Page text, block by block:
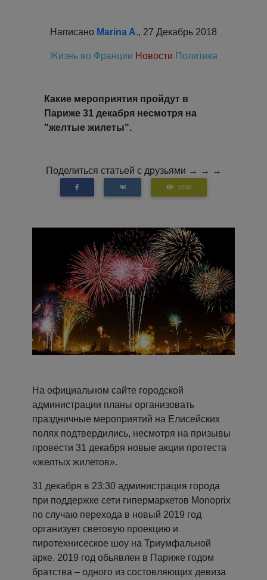
Написано Marina A., 27 Декабрь 2018
Жизнь во Франции Новости Политика
Какие мероприятия пройдут в
Париже 31 декабря несмотря на
"желтые жилеты".
Поделиться статьей с друзьями → → →
1000
На официальном сайте городской
администрации планы организовать
праздничные мероприятий на Елисейских
полях подтвердились, несмотря на призывы
провести 31 декабря новые акции протеста
«желтых жилетов».
31 декабря в 23:30 администрация города
при поддержке сети гипермаркетов Monoprix
по случаю перехода в новый 2019 год
организует световую проекцию и
пиротехнисеское шоу на Триумфальной
арке. 2019 год обьявлен в Париже годом
братства – одного из состовляющих девиза